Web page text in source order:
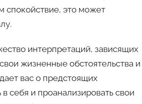
спокойствие, это может
интерпретаций, зависящих
жизненные обстоятельства и
вас о предстоящих
себя и проанализировать свои